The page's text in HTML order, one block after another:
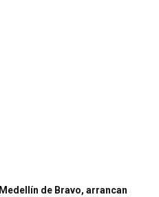
de Bravo, arrancan